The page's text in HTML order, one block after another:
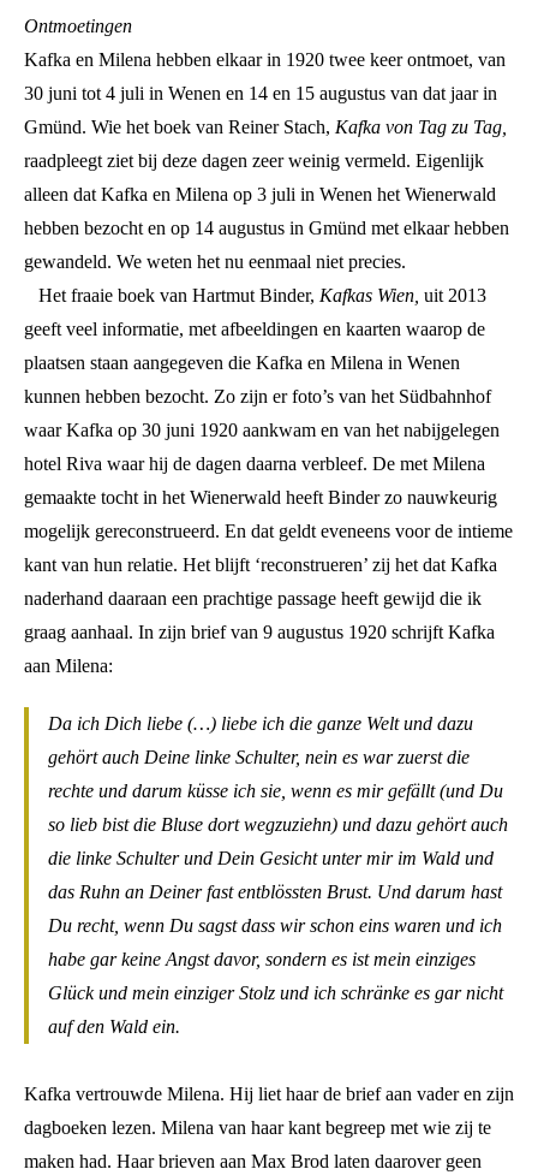
Ontmoetingen
Kafka en Milena hebben elkaar in 1920 twee keer ontmoet, van
30 juni tot 4 juli in Wenen en 14 en 15 augustus van dat jaar in
Gmünd. Wie het boek van Reiner Stach, Kafka von Tag zu Tag,
raadpleegt ziet bij deze dagen zeer weinig vermeld. Eigenlijk
alleen dat Kafka en Milena op 3 juli in Wenen het Wienerwald
hebben bezocht en op 14 augustus in Gmünd met elkaar hebben
gewandeld. We weten het nu eenmaal niet precies.
Het fraaie boek van Hartmut Binder, Kafkas Wien, uit 2013
geeft veel informatie, met afbeeldingen en kaarten waarop de
plaatsen staan aangegeven die Kafka en Milena in Wenen
kunnen hebben bezocht. Zo zijn er foto’s van het Südbahnhof
waar Kafka op 30 juni 1920 aankwam en van het nabijgelegen
hotel Riva waar hij de dagen daarna verbleef. De met Milena
gemaakte tocht in het Wienerwald heeft Binder zo nauwkeurig
mogelijk gereconstrueerd. En dat geldt eveneens voor de intieme
kant van hun relatie. Het blijft ‘reconstrueren’ zij het dat Kafka
naderhand daaraan een prachtige passage heeft gewijd die ik
graag aanhaal. In zijn brief van 9 augustus 1920 schrijft Kafka
aan Milena:
Da ich Dich liebe (…) liebe ich die ganze Welt und dazu
gehört auch Deine linke Schulter, nein es war zuerst die
rechte und darum küsse ich sie, wenn es mir gefällt (und Du
so lieb bist die Bluse dort wegzuziehn) und dazu gehört auch
die linke Schulter und Dein Gesicht unter mir im Wald und
das Ruhn an Deiner fast entblössten Brust. Und darum hast
Du recht, wenn Du sagst dass wir schon eins waren und ich
habe gar keine Angst davor, sondern es ist mein einziges
Glück und mein einziger Stolz und ich schränke es gar nicht
auf den Wald ein.
Kafka vertrouwde Milena. Hij liet haar de brief aan vader en zijn
dagboeken lezen. Milena van haar kant begreep met wie zij te
maken had. Haar brieven aan Max Brod laten daarover geen